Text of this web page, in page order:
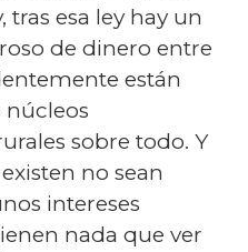
esa ley hay un
de dinero entre
están
núcleos
sobre todo. Y
no sean
intereses
nada que ver